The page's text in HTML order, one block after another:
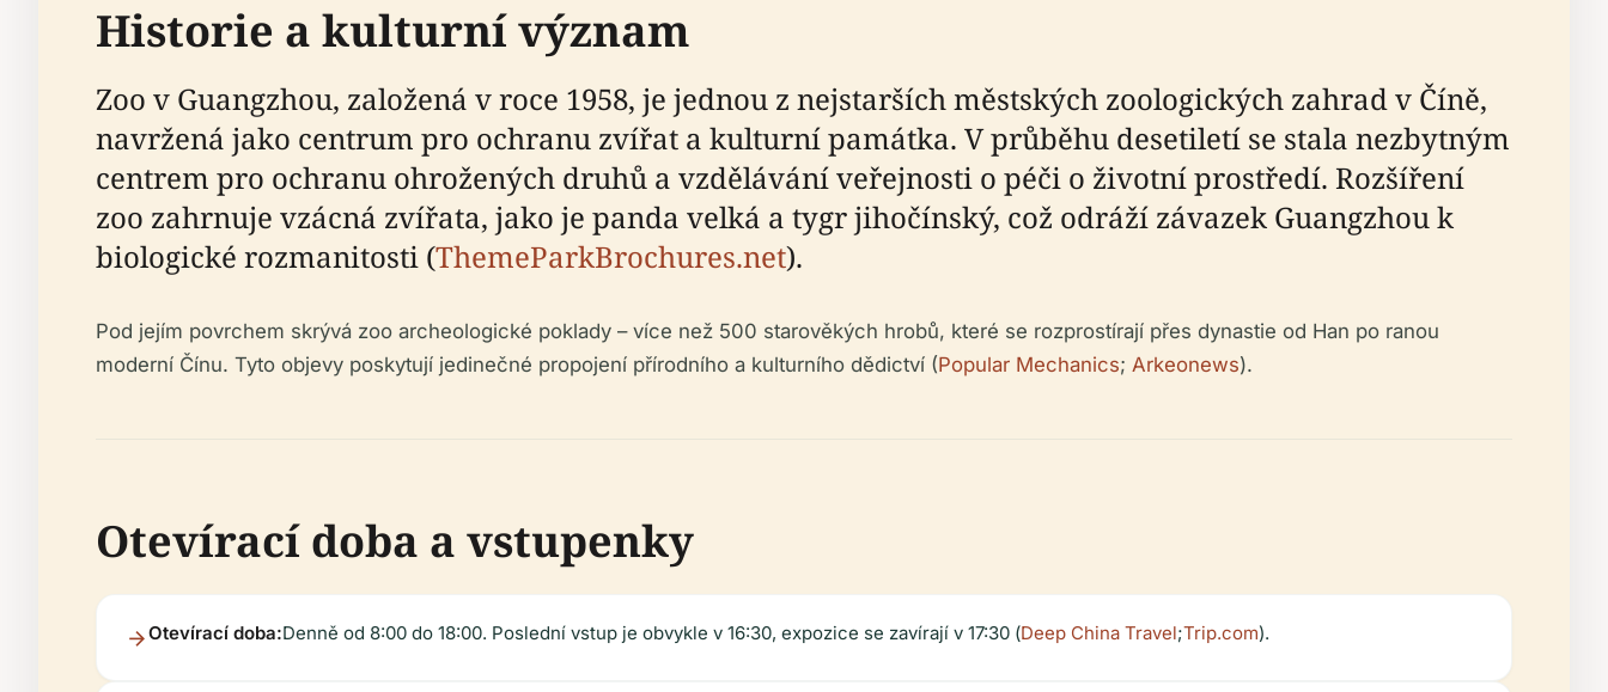
Historie a kulturní význam
Zoo v Guangzhou, založená v roce 1958, je jednou z nejstarších městských zoologických zahrad v Číně,
navržená jako centrum pro ochranu zvířat a kulturní památka. V průběhu desetiletí se stala nezbytným
centrem pro ochranu ohrožených druhů a vzdělávání veřejnosti o péči o životní prostředí. Rozšíření
zoo zahrnuje vzácná zvířata, jako je panda velká a tygr jihočínský, což odráží závazek Guangzhou k
biologické rozmanitosti (ThemeParkBrochures.net).
Pod jejím povrchem skrývá zoo archeologické poklady – více než 500 starověkých hrobů, které se rozprostírají přes dynastie od Han po ranou
moderní Čínu. Tyto objevy poskytují jedinečné propojení přírodního a kulturního dědictví (Popular Mechanics; Arkeonews).
Otevírací doba a vstupenky
Otevírací doba:Denně od 8:00 do 18:00. Poslední vstup je obvykle v 16:30, expozice se zavírají v 17:30 (Deep China Travel;Trip.com).